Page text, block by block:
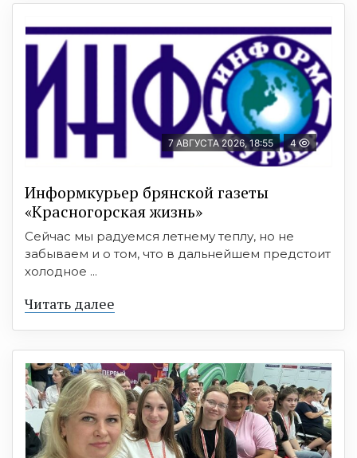
7 АВГУСТА 2026, 18:55 4
Информкурьер брянской газеты
«Красногорская жизнь»
Сейчас мы радуемся летнему теплу, но не
забываем и о том, что в дальнейшем предстоит
холодное ...
Читать далее